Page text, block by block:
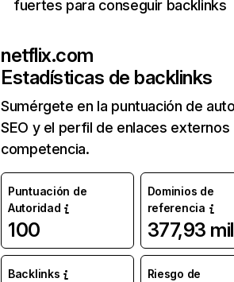
fuertes para conseguir backlinks
netflix.com
Estadísticas de backlinks
Sumérgete en la puntuación de
SEO y el perfil de enlaces externos
competencia.
Puntuación de
Autoridad
100
Dominios de
referencia
377,93 mil
Backlinks
Riesgo de